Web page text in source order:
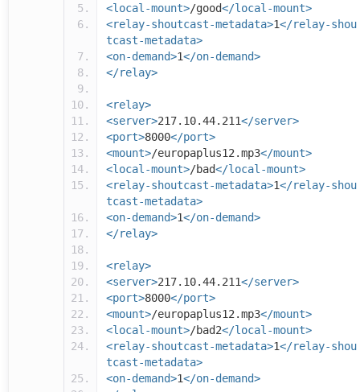
<local-mount>/good</local-mount>
<relay-shoutcast-metadata>1</relay-shou
tcast-metadata>
<on-demand>1</on-demand>
</relay>
<relay>
<server>217.10.44.211</server>
<port>8000</port>
<mount>/europaplus12.mp3</mount>
<local-mount>/bad</local-mount>
<relay-shoutcast-metadata>1</relay-shou
tcast-metadata>
<on-demand>1</on-demand>
</relay>
<relay>
<server>217.10.44.211</server>
<port>8000</port>
<mount>/europaplus12.mp3</mount>
<local-mount>/bad2</local-mount>
<relay-shoutcast-metadata>1</relay-shou
tcast-metadata>
<on-demand>1</on-demand>